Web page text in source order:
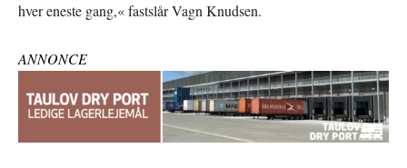
hver eneste gang,« fastslår Vagn Knudsen.
ANNONCE